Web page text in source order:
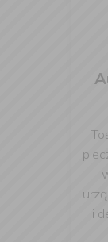
i